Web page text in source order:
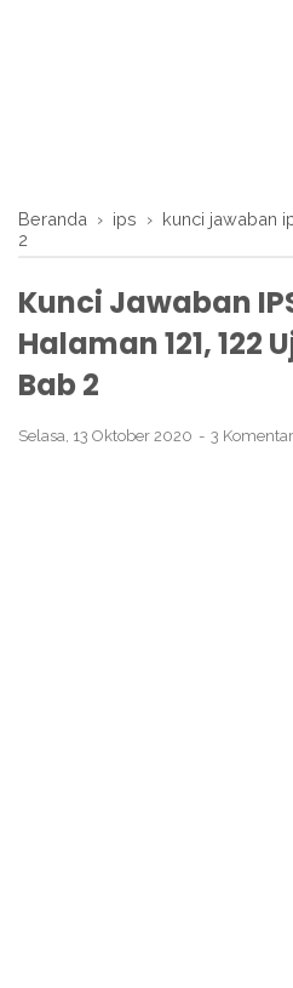
Beranda › ips › kunci jawaban
2
Kunci Jawaban
Halaman 121, 122
Bab 2
Selasa, 13 Oktober 2020 3 Komentar